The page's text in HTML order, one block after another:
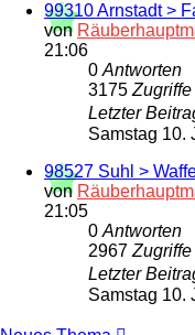
99310 Arnstadt >
von
21:06
0 Antworten
3175 Zugriffe
Letzter
Samstag 10.
98527 Suhl >
von
21:05
0 Antworten
2967 Zugriffe
Letzter
Samstag 10.